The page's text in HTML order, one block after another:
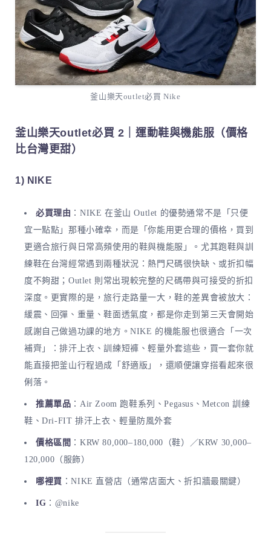
釜山樂天outlet必買 Nike
釜山樂天outlet必買 2｜運動鞋與機能服（價格
比台灣更甜）
1) NIKE
必買理由 ：NIKE 在釜山 Outlet 的優勢通常不是「只便
宜一點點」那種小確幸，而是「你能用更合理的價格，買到
更適合旅行與日常高頻使用的鞋與機能服」。尤其跑鞋與訓
練鞋在台灣經常遇到兩種狀況：熱門尺碼很快缺、或折扣幅
度不夠甜；Outlet 則常出現較完整的尺碼帶與可接受的折扣
深度。更實際的是，旅行走路量一大，鞋的差異會被放大：
緩震、回彈、重量、鞋面透氣度，都是你走到第三天會開始
感謝自己做過功課的地方。NIKE 的機能服也很適合「一次
補齊」：排汗上衣、訓練短褲、輕量外套這些，買一套你就
能直接把釜山行程過成「舒適版」，還順便讓穿搭看起來很
俐落。
推薦單品 ：Air Zoom 跑鞋系列、Pegasus、Metcon 訓練
鞋、Dri-FIT 排汗上衣、輕量防風外套
價格區間 ：KRW 80,000–180,000（鞋）／KRW 30,000–
120,000（服飾）
哪裡買 ：NIKE 直營店（通常店面大、折扣牆最關鍵）
IG ：@nike